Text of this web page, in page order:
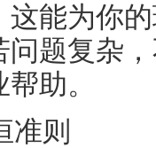
能为你
题复杂
助。
准则